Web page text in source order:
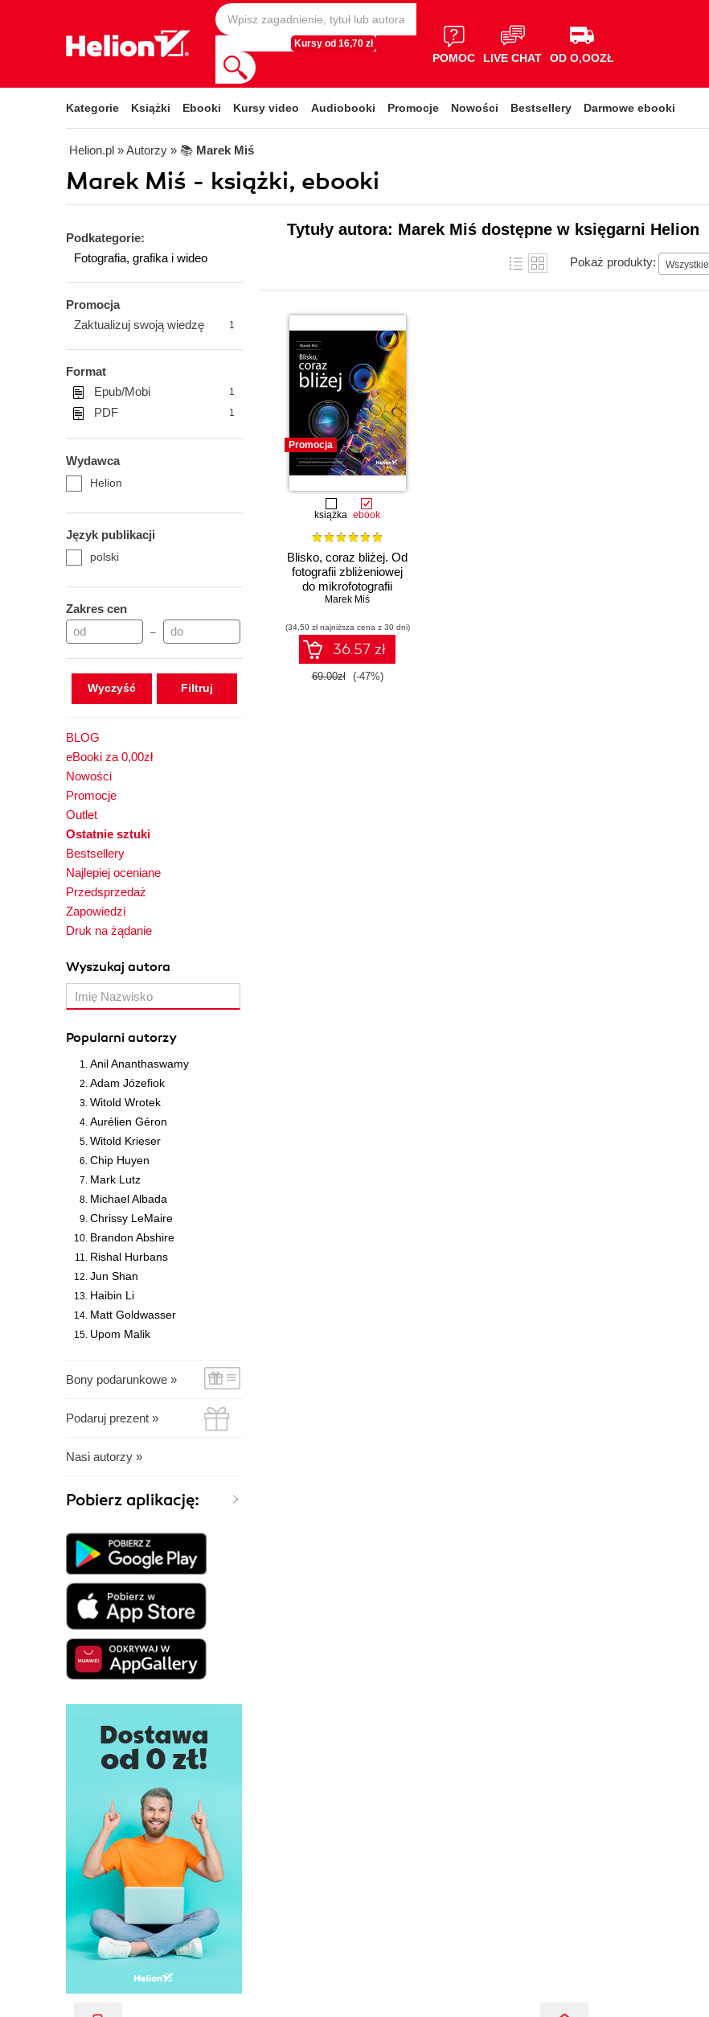
Kursy od 16,70 zł
POMOC LIVE CHAT OD O,OOZŁ
Kategorie Książki Ebooki Kursy video Audiobooki Promocje Nowości Bestsellery Darmowe ebooki
Helion.pl » Autorzy » 📚 Marek Miś
Marek Miś - książki, ebooki
Podkategorie:
Fotografia, grafika i wideo
Promocja
Zaktualizuj swoją wiedzę
1
Format
Epub/Mobi
1
PDF 1
Wydawca
Helion
Język publikacji
polski
Zakres cen
–
Wyczyść
BLOG
eBooki za 0,00zł
Nowości
Promocje
Outlet
Ostatnie sztuki
Bestsellery
Najlepiej oceniane
Przedsprzedaż
Zapowiedzi
Druk na żądanie
Wyszukaj autora
Popularni autorzy
Anil Ananthaswamy
Adam Józefiok
Witold Wrotek
Aurélien Géron
Witold Krieser
Chip Huyen
Mark Lutz
Michael Albada
Chrissy LeMaire
Brandon Abshire
Rishal Hurbans
Jun Shan
Haibin Li
Matt Goldwasser
Upom Malik
Bony podarunkowe »
Podaruj prezent »
Nasi autorzy »
Pobierz aplikację:
Tytuły autora: Marek Miś dostępne w księgarni Helion
Pokaż produkty: Wszystkie
Promocja
książka ebook
Blisko, coraz bliżej. Od
fotografii zbliżeniowej
do mikrofotografii
Marek Miś
(34,50 zł najniższa cena z 30 dni)
36.57 zł
69.00zł (-47%)